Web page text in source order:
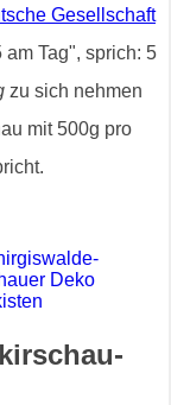
Gesellschaft
Tag", sprich: 5
zu sich nehmen
mit 500g pro